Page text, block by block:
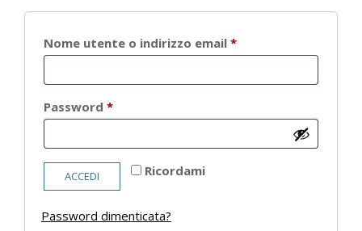
Nome utente o indirizzo email *Richiesto
Password *Richiesto
Ricordami
ACCEDI
Password dimenticata?